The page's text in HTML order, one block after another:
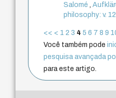
Salomé
,
philosophy: v.
<< < 1 2 3 4 5 6 7 8 9
Você também pode
pesquisa avançada
para este artigo.